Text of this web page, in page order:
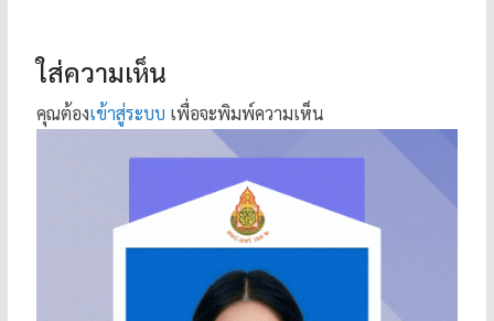
ใส่ความเห็น
คุณต้องเข้าสู่ระบบ เพื่อจะพิมพ์ความเห็น